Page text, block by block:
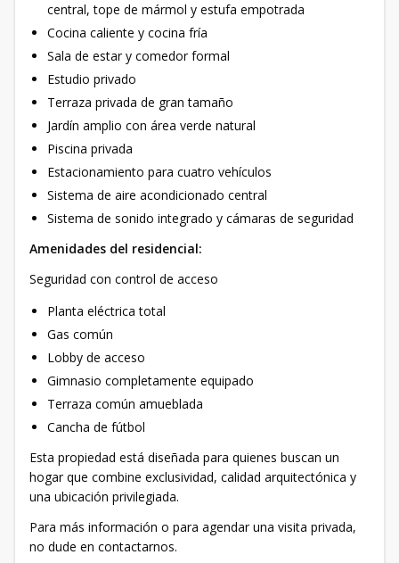
central, tope de mármol y estufa empotrada
Cocina caliente y cocina fría
Sala de estar y comedor formal
Estudio privado
Terraza privada de gran tamaño
Jardín amplio con área verde natural
Piscina privada
Estacionamiento para cuatro vehículos
Sistema de aire acondicionado central
Sistema de sonido integrado y cámaras de seguridad
Amenidades del residencial:
Seguridad con control de acceso
Planta eléctrica total
Gas común
Lobby de acceso
Gimnasio completamente equipado
Terraza común amueblada
Cancha de fútbol
Esta propiedad está diseñada para quienes buscan un
hogar que combine exclusividad, calidad arquitectónica y
una ubicación privilegiada.
Para más información o para agendar una visita privada,
no dude en contactarnos.